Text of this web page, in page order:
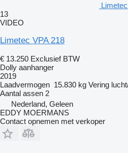
13
VIDEO
Limetec VPA 218
€ 13.250 Exclusief BTW
Dolly aanhanger
2019
Laadvermogen 15.830 kg Vering
Aantal assen 2
Nederland, Geleen
EDDY MOERMANS
Contact opnemen met verkoper